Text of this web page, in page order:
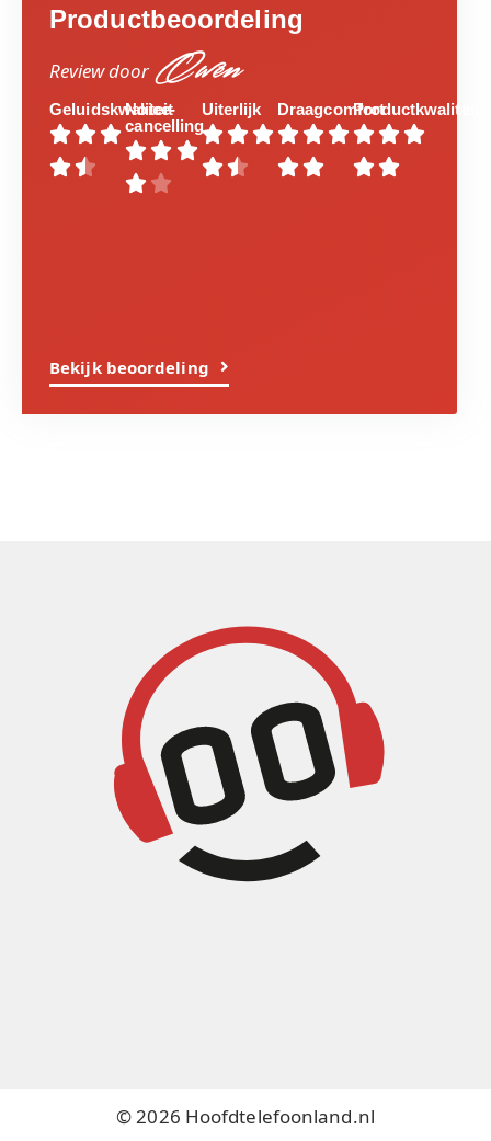
Productbeoordeling
Review doorOwen
Geluidskwaliteit


Noice-
cancelling
 
 
Uiterlijk


Draagcomfort


Productkwaliteit


Bekijk beoordeling
© 2026 Hoofdtelefoonland.nl